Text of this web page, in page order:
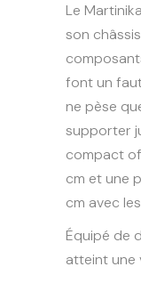
Le
son
font un
ne pèse
supporter
compact
cm et une
cm avec
Équipé de
atteint une